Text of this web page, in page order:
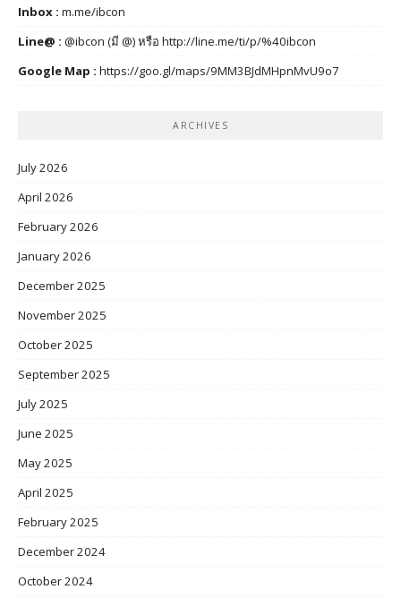
Inbox : m.me/ibcon
Line@ : @ibcon (มี @) หรือ http://line.me/ti/p/%40ibcon
Google Map : https://goo.gl/maps/9MM3BJdMHpnMvU9o7
ARCHIVES
July 2026
April 2026
February 2026
January 2026
December 2025
November 2025
October 2025
September 2025
July 2025
June 2025
May 2025
April 2025
February 2025
December 2024
October 2024